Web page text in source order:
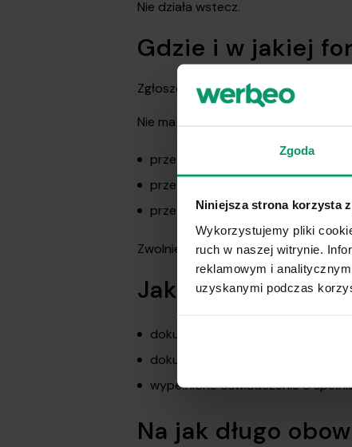
Zgoda
Niniejsza strona korzysta
Wykorzystujemy pliki
ruch w naszej witrynie.
reklamowym i
uzyskanymi podczas
Nie działa wstecz.
Gdzie i w jakiej
Zgłoszenia dokonuje się osobiście
Nie ma możliwości zgłoszenia
przez Internet,
przez ePUAP,
przez PUE ZUS.
Zwolnienie wymaga osobistego
Jakie dokumenty
dokument tożsamości,
dokument potwierdzający
wypełnione oświadczenie o
Na jak długo